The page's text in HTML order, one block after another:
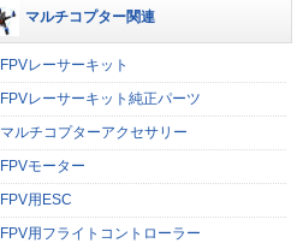
マルチコプター関連
FPVレーサーキット
FPVレーサーキット純正パーツ
マルチコプターアクセサリー
FPVモーター
FPV用ESC
FPV用フライトコントローラー